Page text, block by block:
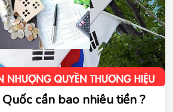
cần bao nhiêu tiền ?